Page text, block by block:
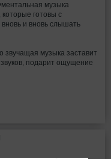
музыка
готовы с
и вновь слышать
звучащая музыка заставит
подарит ощущение